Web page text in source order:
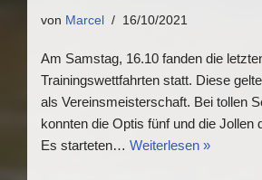
von Marcel 16/10/2021
Am Samstag, 16.10 fanden die
Trainingswettfahrten statt. Diese
als Vereinsmeisterschaft. Bei tollen
konnten die Optis fünf und die Jollen
Es starteten… Weiterlesen »